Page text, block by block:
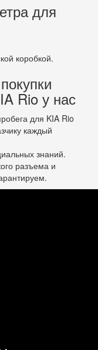
для
коробкой.
Rio у нас
для KIA Rio
каждый
знаний.
разъема и